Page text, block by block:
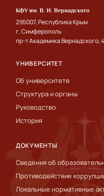
КФУ им. В. И. Вернадского
295007, Республика Крым
г. Симферополь
пр-т Академика Вернадского, 4
УНИВЕРСИТЕТ
Об университете
Структура и органы
Руководство
История
ДОКУМЕНТЫ
Сведения об
Противодействие
Локальные нормативные